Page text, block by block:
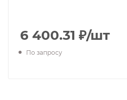
6 400.31 ₽/шт
По запросу